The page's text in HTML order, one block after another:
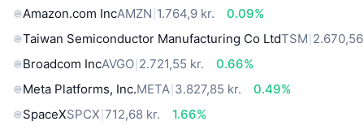
Amazon.com IncAMZN 1.764,9 kr.
0.09%
Taiwan Semiconductor Manufacturing Co LtdTSM
Broadcom IncAVGO 2.721,55 kr.
0.66%
Meta Platforms, Inc.META 3.827,85 kr.
0.49%
SpaceXSPCX 712,68 kr.
1.66%